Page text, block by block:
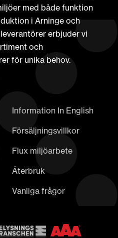
med både funktion
i Arninge och
erbjuder vi
och
för unika behov.
Information In English
Försäljningsvillkor
Flux miljöarbete
Återbruk
Vanliga frågor